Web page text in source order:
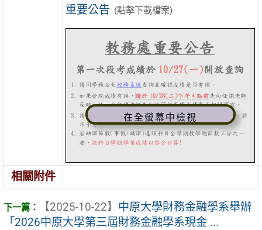
重要公告 (點擊下載檔案)
在全螢幕中檢視
相關附件
【2025-10-22】 中原大學財務金融學系舉辦
「2026中原大學第三屆財務金融學系現金 ...